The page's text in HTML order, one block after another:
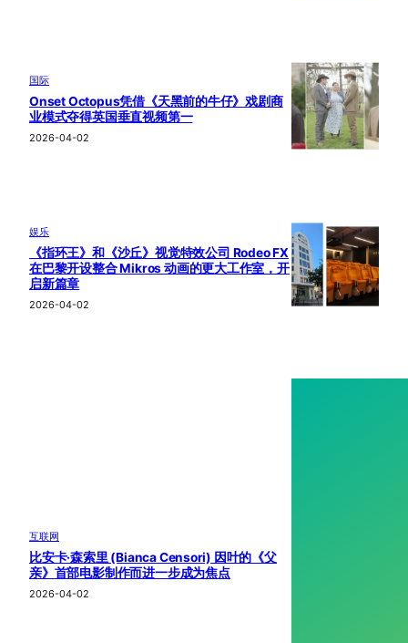
国际
Onset Octopus凭借《天黑前的牛仔》戏剧商
业模式夺得英国垂直视频第一
2026-04-02
娱乐
《指环王》和《沙丘》视觉特效公司 Rodeo FX
在巴黎开设整合 Mikros 动画的更大工作室，开
启新篇章
2026-04-02
互联网
比安卡·森索里 (Bianca Censori) 因叶的《父
亲》首部电影制作而进一步成为焦点
2026-04-02